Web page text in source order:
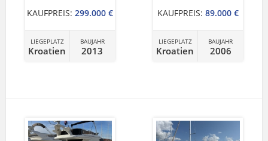
KAUFPREIS: 299.000 €
LIEGEPLATZ
Kroatien
BAUJAHR
2013
KAUFPREIS: 89.000 €
LIEGEPLATZ
Kroatien
BAUJAHR
2006